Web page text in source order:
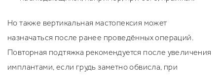
Но также вертикальная мастопексия может
назначаться после ранее проведённых операций.
Повторная подтяжка рекомендуется после увеличения
имплантами, если грудь заметно обвисла, при